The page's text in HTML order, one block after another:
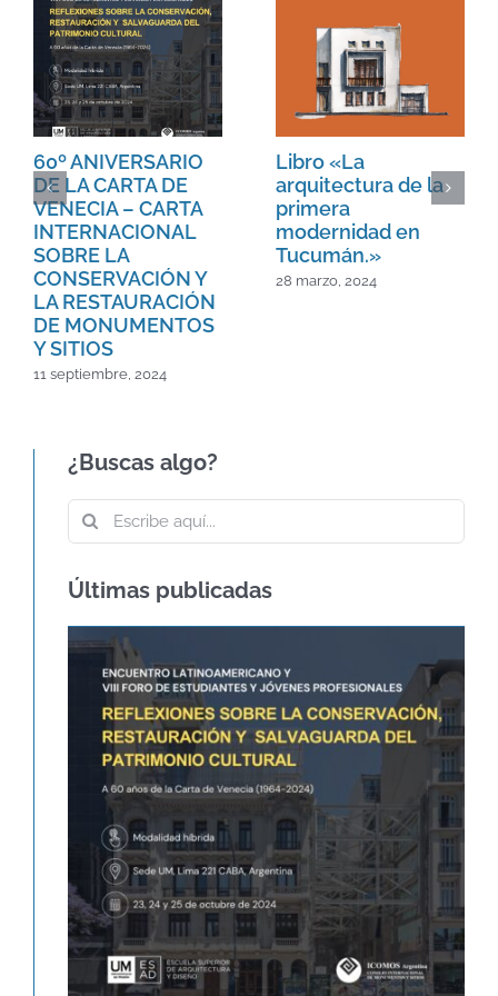
60º ANIVERSARIO
DE LA CARTA DE
VENECIA – CARTA
INTERNACIONAL
SOBRE LA
CONSERVACIÓN Y
LA RESTAURACIÓN
DE MONUMENTOS
Y SITIOS
11 septiembre, 2024
Libro «La
arquitectura de la
primera
modernidad en
Tucumán.»
28 marzo, 2024
¿Buscas algo?
Buscar:
Últimas publicadas
60º ANIVERSARIO DE LA CARTA DE
VENECIA – CARTA
INTERNACIONAL SOBRE LA
CONSERVACIÓN Y LA
RESTAURACIÓN DE
MONUMENTOS Y SITIOS
Agenda Novedades